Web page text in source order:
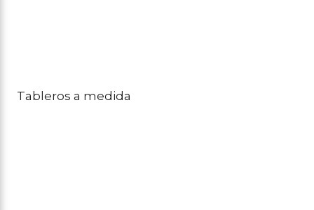
Tableros a medida